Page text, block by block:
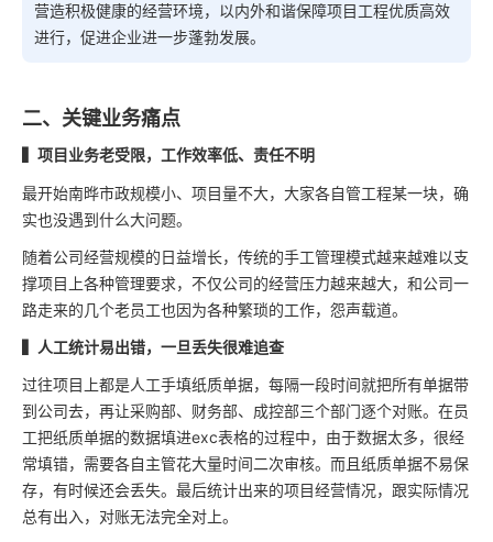
营造积极健康的经营环境，以内外和谐保障项目工程优质高效
进行，促进企业进一步蓬勃发展。
二、关键业务痛点
▍项目业务老受限，工作效率低、责任不明
最开始南晔市政规模小、项目量不大，大家各自管工程某一块，确
实也没遇到什么大问题。
随着公司经营规模的日益增长，传统的手工管理模式越来越难以支
撑项目上各种管理要求，不仅公司的经营压力越来越大，和公司一
路走来的几个老员工也因为各种繁琐的工作，怨声载道。
▍人工统计易出错，一旦丢失很难追查
过往项目上都是人工手填纸质单据，每隔一段时间就把所有单据带
到公司去，再让采购部、财务部、成控部三个部门逐个对账。在员
工把纸质单据的数据填进exc表格的过程中，由于数据太多，很经
常填错，需要各自主管花大量时间二次审核。而且纸质单据不易保
存，有时候还会丢失。最后统计出来的项目经营情况，跟实际情况
总有出入，对账无法完全对上。